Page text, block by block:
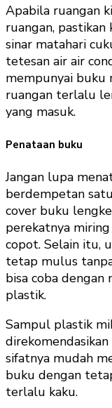
Apabila ruangan
ruangan,
sinar matahari
tetesan air air
mempunyai buku
ruangan terlalu
yang masuk.
Penataan buku
Jangan lupa
berdempetan
cover buku
perekatnya
copot. Selain itu,
tetap mulus
bisa coba dengan
plastik.
Sampul plastik
sifatnya mudah
buku dengan
terlalu kaku.